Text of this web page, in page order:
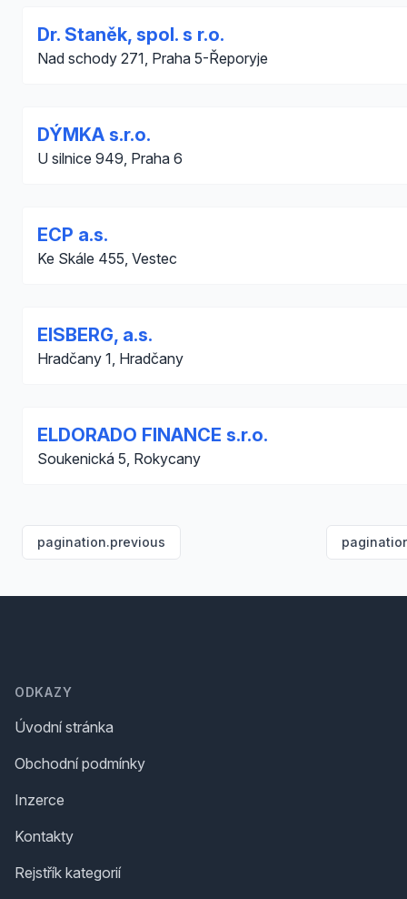
Dr. Staněk, spol. s r.o.
Nad schody 271, Praha 5-Řeporyje
DÝMKA s.r.o.
U silnice 949, Praha 6
ECP a.s.
Ke Skále 455, Vestec
EISBERG, a.s.
Hradčany 1, Hradčany
ELDORADO FINANCE s.r.o.
Soukenická 5, Rokycany
pagination.previous
ODKAZY
Úvodní stránka
Obchodní podmínky
Inzerce
Kontakty
Rejstřík kategorií